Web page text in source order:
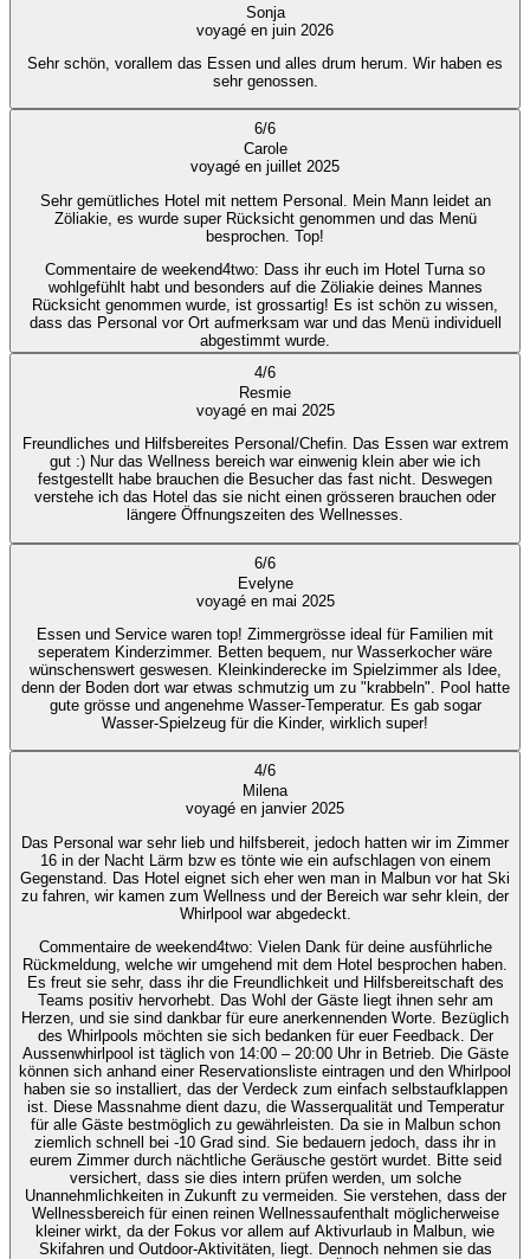
Sonja
voyagé en juin 2026
Sehr schön, vorallem das Essen und alles drum herum. Wir haben es
sehr genossen.
6/6
Carole
voyagé en juillet 2025
Sehr gemütliches Hotel mit nettem Personal. Mein Mann leidet an
Zöliakie, es wurde super Rücksicht genommen und das Menü
besprochen. Top!
Commentaire de weekend4two: Dass ihr euch im Hotel Turna so
wohlgefühlt habt und besonders auf die Zöliakie deines Mannes
Rücksicht genommen wurde, ist grossartig! Es ist schön zu wissen,
dass das Personal vor Ort aufmerksam war und das Menü individuell
abgestimmt wurde.
4/6
Resmie
voyagé en mai 2025
Freundliches und Hilfsbereites Personal/Chefin. Das Essen war extrem
gut :) Nur das Wellness bereich war einwenig klein aber wie ich
festgestellt habe brauchen die Besucher das fast nicht. Deswegen
verstehe ich das Hotel das sie nicht einen grösseren brauchen oder
längere Öffnungszeiten des Wellnesses.
6/6
Evelyne
voyagé en mai 2025
Essen und Service waren top! Zimmergrösse ideal für Familien mit
seperatem Kinderzimmer. Betten bequem, nur Wasserkocher wäre
wünschenswert geswesen. Kleinkinderecke im Spielzimmer als Idee,
denn der Boden dort war etwas schmutzig um zu "krabbeln". Pool hatte
gute grösse und angenehme Wasser-Temperatur. Es gab sogar
Wasser-Spielzeug für die Kinder, wirklich super!
4/6
Milena
voyagé en janvier 2025
Das Personal war sehr lieb und hilfsbereit, jedoch hatten wir im Zimmer
16 in der Nacht Lärm bzw es tönte wie ein aufschlagen von einem
Gegenstand. Das Hotel eignet sich eher wen man in Malbun vor hat Ski
zu fahren, wir kamen zum Wellness und der Bereich war sehr klein, der
Whirlpool war abgedeckt.
Commentaire de weekend4two: Vielen Dank für deine ausführliche
Rückmeldung, welche wir umgehend mit dem Hotel besprochen haben.
Es freut sie sehr, dass ihr die Freundlichkeit und Hilfsbereitschaft des
Teams positiv hervorhebt. Das Wohl der Gäste liegt ihnen sehr am
Herzen, und sie sind dankbar für eure anerkennenden Worte. Bezüglich
des Whirlpools möchten sie sich bedanken für euer Feedback. Der
Aussenwhirlpool ist täglich von 14:00 – 20:00 Uhr in Betrieb. Die Gäste
können sich anhand einer Reservationsliste eintragen und den Whirlpool
haben sie so installiert, das der Verdeck zum einfach selbstaufklappen
ist. Diese Massnahme dient dazu, die Wasserqualität und Temperatur
für alle Gäste bestmöglich zu gewährleisten. Da sie in Malbun schon
ziemlich schnell bei -10 Grad sind. Sie bedauern jedoch, dass ihr in
eurem Zimmer durch nächtliche Geräusche gestört wurdet. Bitte seid
versichert, dass sie dies intern prüfen werden, um solche
Unannehmlichkeiten in Zukunft zu vermeiden. Sie verstehen, dass der
Wellnessbereich für einen reinen Wellnessaufenthalt möglicherweise
kleiner wirkt, da der Fokus vor allem auf Aktivurlaub in Malbun, wie
Skifahren und Outdoor-Aktivitäten, liegt. Dennoch nehmen sie das